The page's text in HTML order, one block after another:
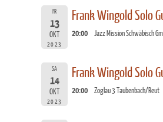
FR
13
OKT
2023
Frank Wingold Solo
20:00 Jazz Mission Schwäbisch
SA
14
OKT
2023
Frank Wingold Solo
20:00 Zoglau 3 Taubenbach/Reut